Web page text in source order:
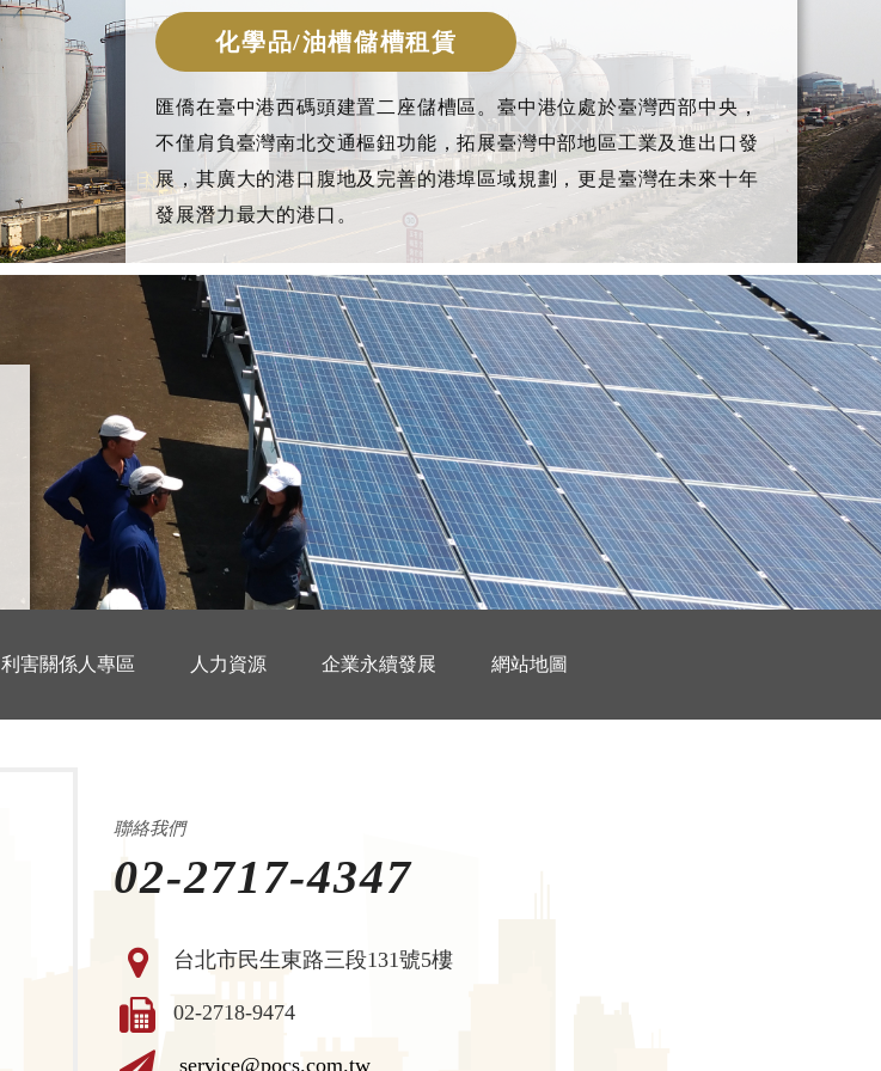
化學品/油槽儲槽租賃
匯僑在臺中港西碼頭建置二座儲槽區。臺中港位處於臺灣西部中央，
不僅肩負臺灣南北交通樞鈕功能，拓展臺灣中部地區工業及進出口發
展，其廣大的港口腹地及完善的港埠區域規劃，更是臺灣在未來十年
發展潛力最大的港口。
利害關係人專區 人力資源 企業永續發展 網站地圖
聯絡我們
02-2717-4347
台北市民生東路三段131號5樓
02-2718-9474
service@pocs.com.tw